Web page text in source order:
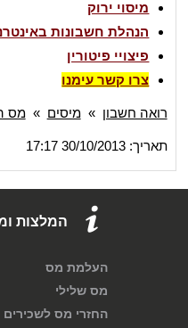
מיסוי ירוק
הנהלת חשבונות
פיצויי פיטורין
צרו קשר עימנו
רואה חשבון »מיסים »מס
תאריך: 30/10/2013 17:17
המלצות
העלמת מס
מס שלילי
החזרי מס לשכירים